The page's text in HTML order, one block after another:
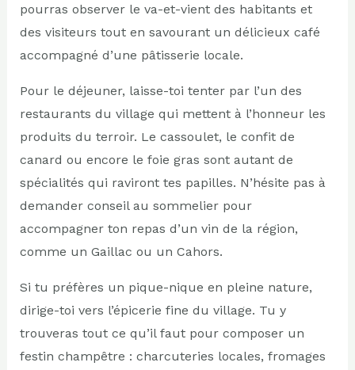
pourras observer le va-et-vient des habitants et
des visiteurs tout en savourant un délicieux café
accompagné d’une pâtisserie locale.
Pour le déjeuner, laisse-toi tenter par l’un des
restaurants du village qui mettent à l’honneur les
produits du terroir. Le cassoulet, le confit de
canard ou encore le foie gras sont autant de
spécialités qui raviront tes papilles. N’hésite pas à
demander conseil au sommelier pour
accompagner ton repas d’un vin de la région,
comme un Gaillac ou un Cahors.
Si tu préfères un pique-nique en pleine nature,
dirige-toi vers l’épicerie fine du village. Tu y
trouveras tout ce qu’il faut pour composer un
festin champêtre : charcuteries locales, fromages